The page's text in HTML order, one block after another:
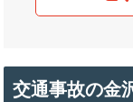
交通事故の金